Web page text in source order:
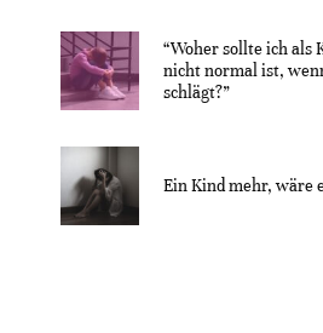
“Woher sollte ich als
nicht normal ist,
schlägt?”
Ein Kind mehr, wäre